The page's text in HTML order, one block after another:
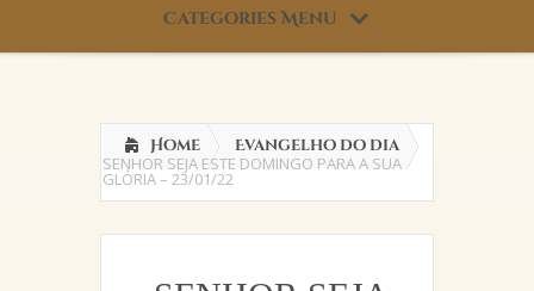
Categories Menu
Home Evangelho do dia
SENHOR SEJA ESTE DOMINGO PARA A SUA
GLÓRIA – 23/01/22